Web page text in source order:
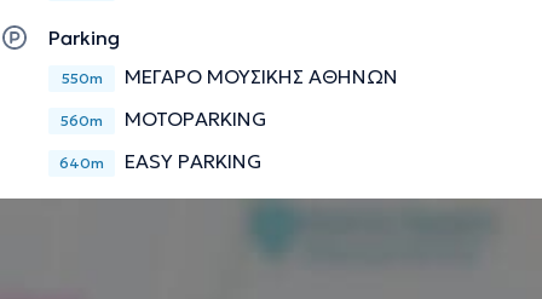
Parking
550m ΜΕΓΑΡΟ ΜΟΥΣΙΚΗΣ ΑΘΗΝΩΝ
560m MOTOPARKING
640m EASY PARKING